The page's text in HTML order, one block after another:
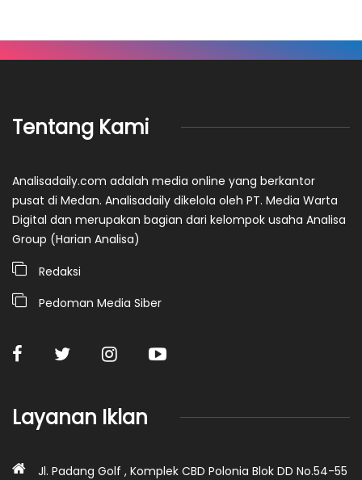
Tentang Kami
Analisadaily.com adalah media online yang berkantor
pusat di Medan. Analisadaily dikelola oleh PT. Media Warta
Digital dan merupakan bagian dari kelompok usaha Analisa
Group (Harian Analisa)
Redaksi
Pedoman Media Siber
Layanan Iklan
Jl. Padang Golf , Komplek CBD Polonia Blok DD No.54-55